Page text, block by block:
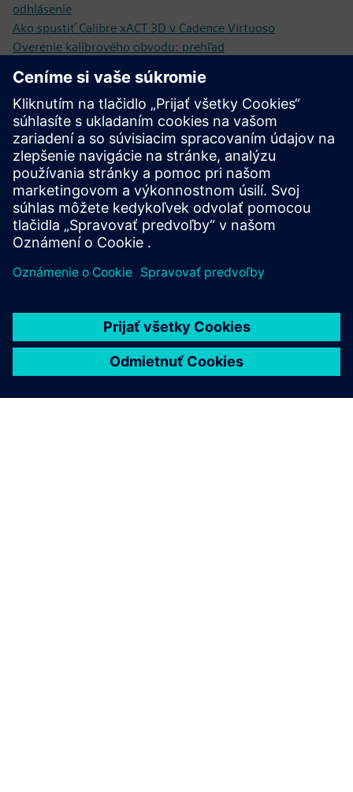
odhlásenie
Ako spustiť Calibre xACT 3D v Cadence Virtuoso
Overenie kalibrového obvodu: prehľad
Prečítajte si tieto blogy
Zvládnutie parazitárnej extrakcie v procesnom uzle 3 nm
Rozlíšenie kódu: zabezpečenie spoľahlivosti a výkonu v
dizajne IC pomocou EM/IR analýzy
Funguje vaša parazitárna extrakcia v dizajnoch 5G IC?